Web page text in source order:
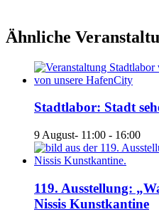
Ähnliche
Stadtlabor: Stadt
9 August- 11:00 - 16:00
119. Ausstellung:
Nissis Kunstkantine